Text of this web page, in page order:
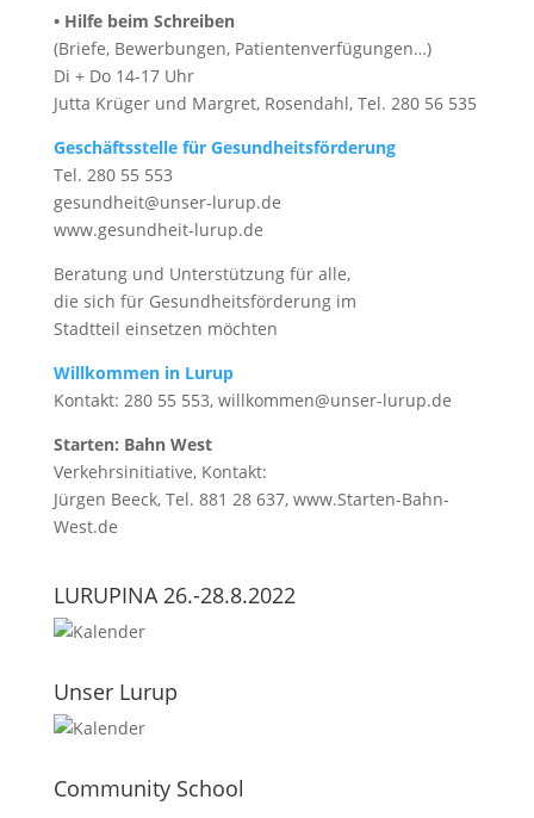
• Hilfe beim Schreiben
(Briefe, Bewerbungen, Patientenverfügungen…)
Di + Do 14-17 Uhr
Jutta Krüger und Margret, Rosendahl, Tel. 280 56 535
Geschäftsstelle für Gesundheitsförderung
Tel. 280 55 553
gesundheit@unser-lurup.de
www.gesundheit-lurup.de
Beratung und Unterstützung für alle,
die sich für Gesundheitsförderung im
Stadtteil einsetzen möchten
Willkommen in Lurup
Kontakt: 280 55 553, willkommen@unser-lurup.de
Starten: Bahn West
Verkehrsinitiative, Kontakt:
Jürgen Beeck, Tel. 881 28 637, www.Starten-Bahn-
West.de
LURUPINA 26.-28.8.2022
Unser Lurup
Community School